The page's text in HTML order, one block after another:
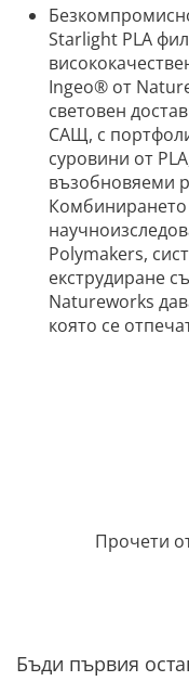
Starlight PLA
Ingeo® от
световен
САЩ, с
суровини от
възобновяеми
Комбинирането
Polymakers,
екструдиране
Natureworks
която се
Прочети
Бъди първия